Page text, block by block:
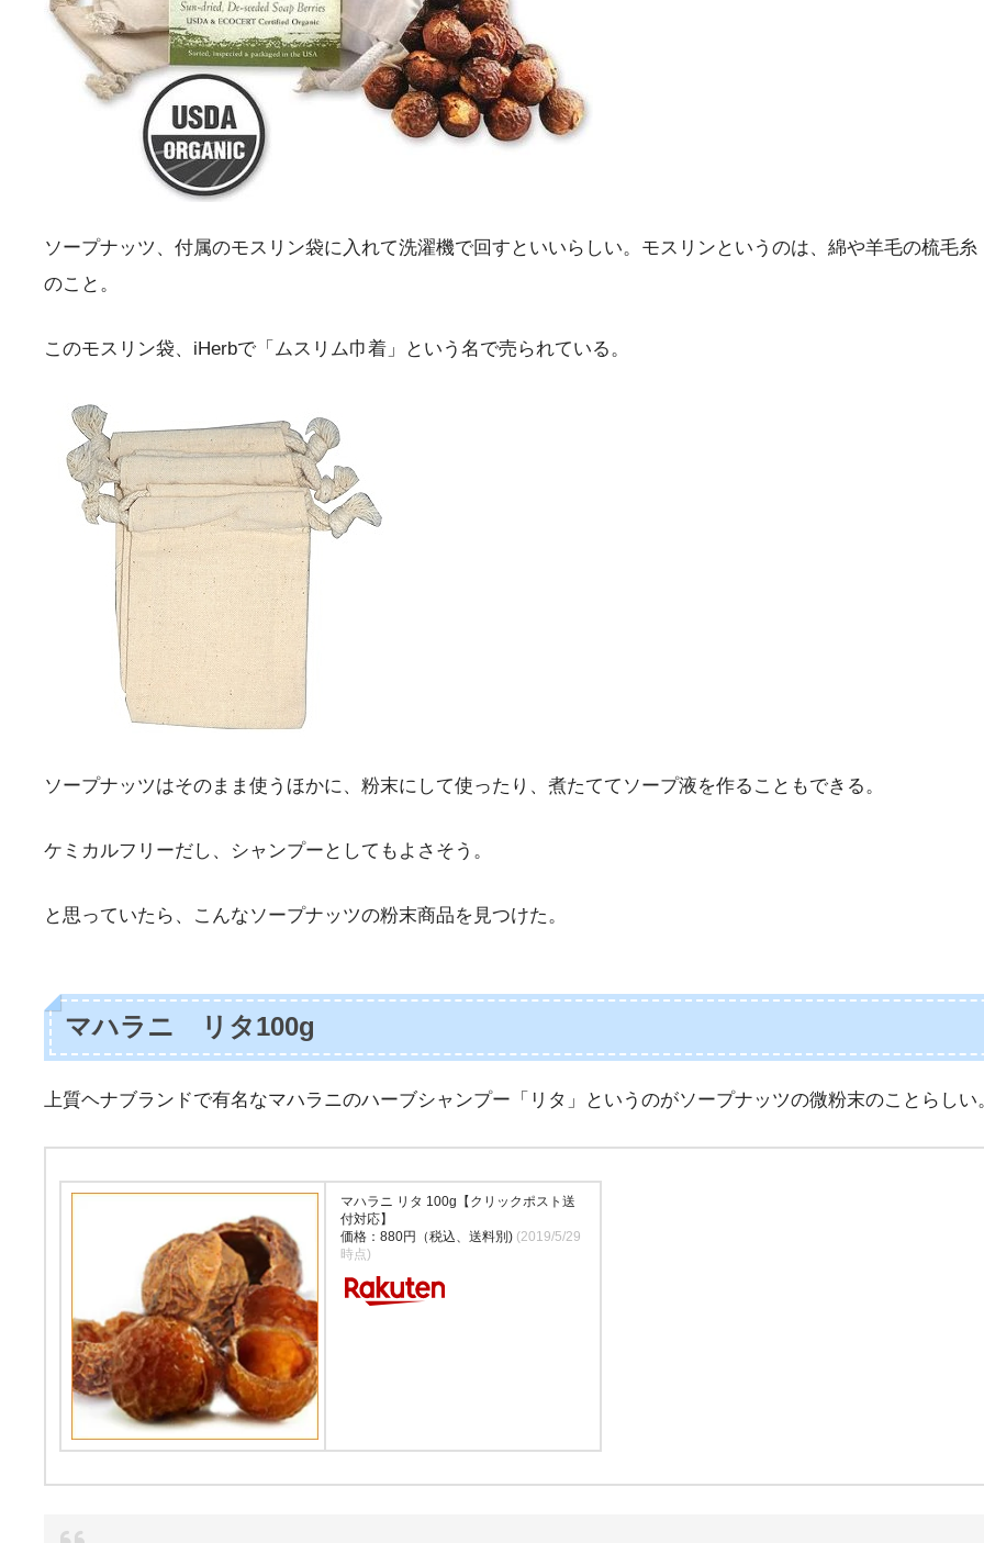
ソープナッツ、付属のモスリン袋に入れて洗濯機で回すといいらしい。モスリンというのは、綿や羊毛の梳毛
のこと。
このモスリン袋、iHerbで「ムスリム巾着」という名で売られている。
ソープナッツはそのまま使うほかに、粉末にして使ったり、煮たててソープ液を作ることもできる。
ケミカルフリーだし、シャンプーとしてもよさそう。
と思っていたら、こんなソープナッツの粉末商品を見つけた。
マハラニ リタ100g
上質ヘナブランドで有名なマハラニのハーブシャンプー「リタ」というのがソープナッツの微粉末のことらしい
マハラニ リタ 100g【クリックポスト送
付対応】
価格：880円（税込、送料別) (2019/5/29
時点)